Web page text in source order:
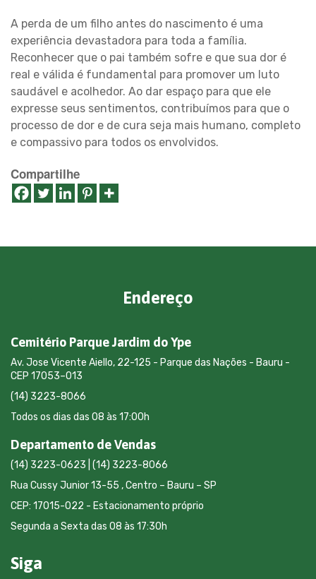
A perda de um filho antes do nascimento é uma
experiência devastadora para toda a família.
Reconhecer que o pai também sofre e que sua dor é
real e válida é fundamental para promover um luto
saudável e acolhedor. Ao dar espaço para que ele
expresse seus sentimentos, contribuímos para que o
processo de dor e de cura seja mais humano, completo
e compassivo para todos os envolvidos.
Compartilhe
Endereço
Cemitério Parque Jardim do Ype
Av. Jose Vicente Aiello, 22-125 - Parque das Nações - Bauru -
CEP 17053–013
(14) 3223-8066
Todos os dias das 08 às 17:00h
Departamento de Vendas
(14) 3223-0623 | (14) 3223-8066
Rua Cussy Junior 13-55 , Centro – Bauru – SP
CEP: 17015-022 - Estacionamento próprio
Segunda a Sexta das 08 às 17:30h
Siga